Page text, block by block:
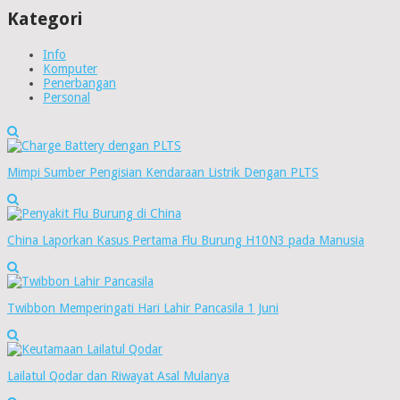
Kategori
Info
Komputer
Penerbangan
Personal
Mimpi Sumber Pengisian Kendaraan Listrik Dengan PLTS
China Laporkan Kasus Pertama Flu Burung H10N3 pada Manusia
Twibbon Memperingati Hari Lahir Pancasila 1 Juni
Lailatul Qodar dan Riwayat Asal Mulanya